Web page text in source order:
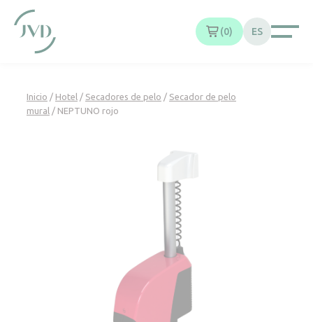
0 ES
Inicio / Hotel / Secadores de pelo / Secador de pelo
mural / NEPTUNO rojo
Panel de gestión de cookies